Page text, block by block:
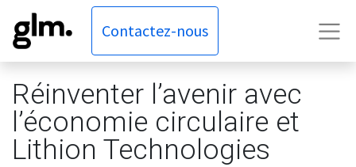
Contactez-nous
Réinventer l’avenir avec
l’économie circulaire et
Lithion Technologies